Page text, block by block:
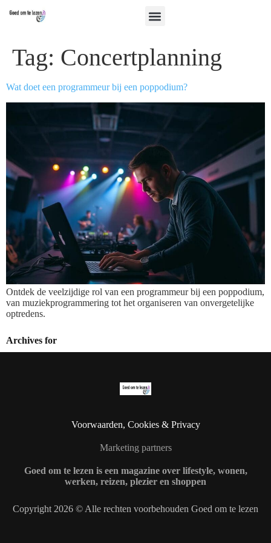
Tag: Concertplanning
Wat doet een programmeur bij een poppodium?
Ontdek de veelzijdige rol van een programmeur bij een poppodium,
van muziekprogrammering tot het organiseren van onvergetelijke
optredens.
Archives for
Voorwaarden, Cookies & Privacy
Marketing partners
Goed om te lezen is een magazine over lifestyle, wonen,
werken, reizen, plezier en shoppen
Copyright 2026 © Alle rechten voorbehouden Goed om te lezen